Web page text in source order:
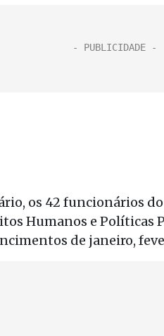
os 42 funcionários
Humanos e Políticas
de janeiro,